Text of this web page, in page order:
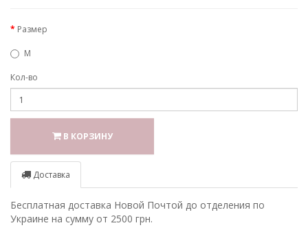
Размер
M
Кол-во
В КОРЗИНУ
Доставка
Бесплатная доставка Новой Почтой до отделения по
Украине на сумму от 2500 грн.